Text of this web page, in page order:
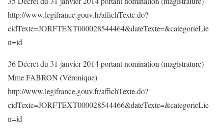
http://www.legifrance.gouv.fr/affichTexte.do?
cidTexte=JORFTEXT000028544464&dateTexte=&categorieLie
n=id
36 Décret du 31 janvier 2014 portant nomination (magistrature) –
Mme FABRON (Véronique)
http://www.legifrance.gouv.fr/affichTexte.do?
cidTexte=JORFTEXT000028544466&dateTexte=&categorieLie
n=id